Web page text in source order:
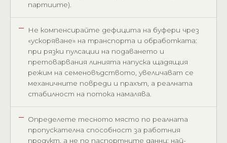
партиите).
Не компенсирайте дефицита на буфери чрез
«ускоряване» на транспорта и обработката:
при рязки пулсации на подаването и
претоварвания линията напуска щадящия
режим на семеновъдството, увеличават се
механичните повреди и прахът, а реалната
стабилност на потока намалява.
Определете тесното място по реалната
пропускателна способност за работния
продукт, а не по паспортните данни: най-